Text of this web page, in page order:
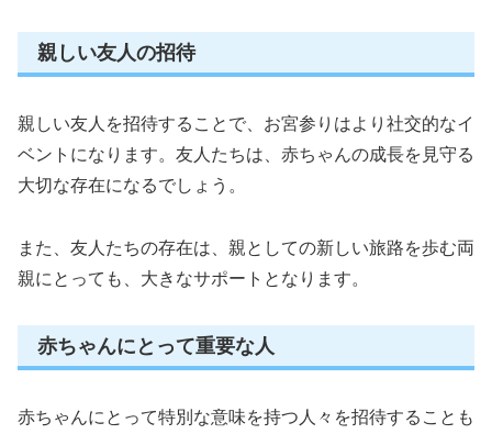
親しい友人の招待
親しい友人を招待することで、お宮参りはより社交的なイ
ベントになります。友人たちは、赤ちゃんの成長を見守る
大切な存在になるでしょう。
また、友人たちの存在は、親としての新しい旅路を歩む両
親にとっても、大きなサポートとなります。
赤ちゃんにとって重要な人
赤ちゃんにとって特別な意味を持つ人々を招待することも